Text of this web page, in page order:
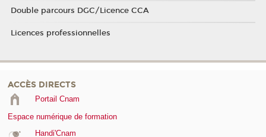
Double parcours DGC/Licence CCA
Licences professionnelles
ACCÈS DIRECTS
Portail Cnam
Espace numérique de formation
Handi'Cnam